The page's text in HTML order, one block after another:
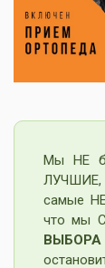
Мы НЕ
самые
что мы
ВЫБОРА